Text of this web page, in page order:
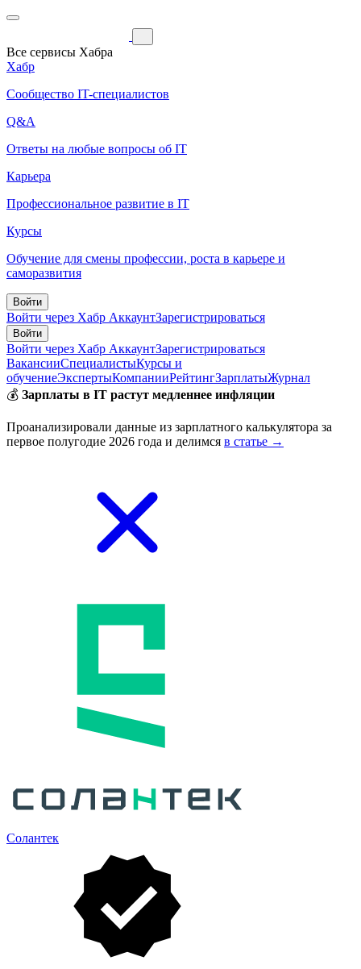
Все сервисы Хабра
Хабр
Сообщество IT-специалистов
Q&A
Ответы на любые вопросы об IT
Карьера
Профессиональное развитие в IT
Курсы
Обучение для смены профессии, роста в карьере и
саморазвития
Войти
Войти через Хабр АккаунтЗарегистрироваться
Войти
Войти через Хабр АккаунтЗарегистрироваться
ВакансииСпециалистыКурсы и
обучениеЭкспертыКомпанииРейтингЗарплатыЖурнал
💰 Зарплаты в IT растут медленнее инфляции
Проанализировали данные из зарплатного калькулятора за
первое полугодие 2026 года и делимся в статье →
Солантек